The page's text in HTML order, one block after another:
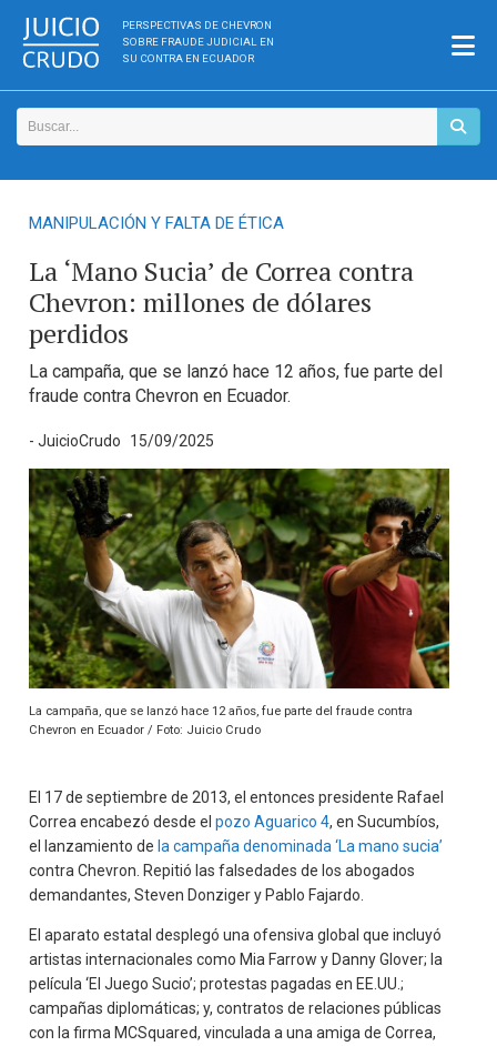
PERSPECTIVAS DE CHEVRON
SOBRE FRAUDE JUDICIAL EN
SU CONTRA EN ECUADOR
MANIPULACIÓN Y FALTA DE ÉTICA
La ‘Mano Sucia’ de Correa contra
Chevron: millones de dólares
perdidos
La campaña, que se lanzó hace 12 años, fue parte del
fraude contra Chevron en Ecuador.
- JuicioCrudo 15/09/2025
La campaña, que se lanzó hace 12 años, fue parte del fraude contra
Chevron en Ecuador / Foto: Juicio Crudo
El 17 de septiembre de 2013, el entonces presidente Rafael
Correa encabezó desde elpozo Aguarico 4, en Sucumbíos,
el lanzamiento dela campaña denominada ‘La mano sucia’
contra Chevron. Repitió las falsedades de los abogados
demandantes, Steven Donziger y Pablo Fajardo.
El aparato estatal desplegó una ofensiva global que incluyó
artistas internacionales como Mia Farrow y Danny Glover; la
película ‘El Juego Sucio’; protestas pagadas en EE.UU.;
campañas diplomáticas; y, contratos de relaciones públicas
con la firma MCSquared, vinculada a una amiga de Correa,